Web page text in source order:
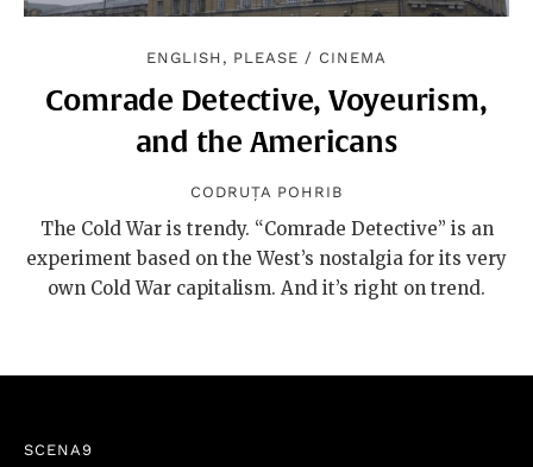
ENGLISH, PLEASE / CINEMA
Comrade Detective, Voyeurism,
and the Americans
CODRUȚA POHRIB
The Cold War is trendy. “Comrade Detective” is an
experiment based on the West’s nostalgia for its very
own Cold War capitalism. And it’s right on trend.
SCENA9